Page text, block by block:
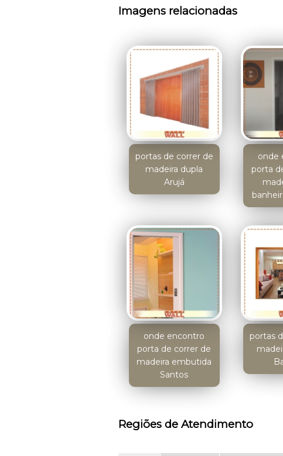
Imagens relacionadas
portas de correr de
madeira dupla
Arujá
onde
porta
onde encontro
porta de correr de
madeira embutida
Santos
portas
Regiões de Atendimento